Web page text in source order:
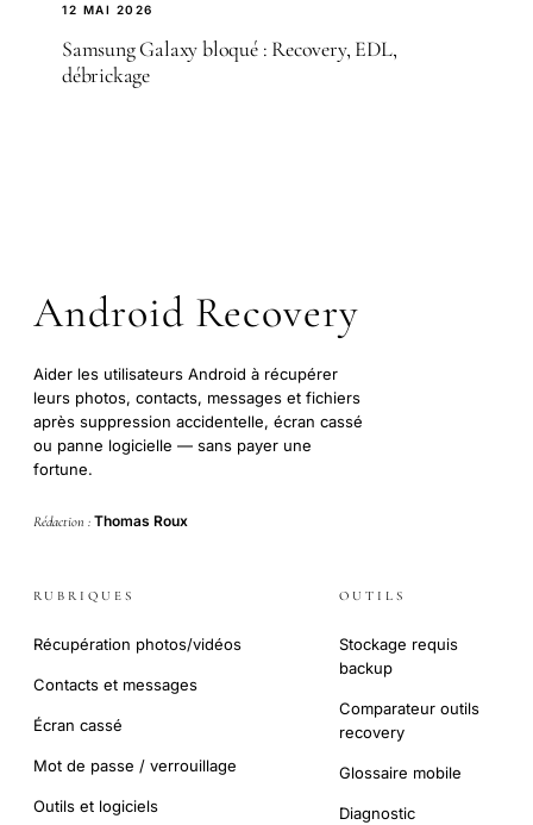
12 MAI 2026
Samsung Galaxy bloqué : Recovery, EDL,
débrickage
Android Recovery
Aider les utilisateurs Android à récupérer
leurs photos, contacts, messages et fichiers
après suppression accidentelle, écran cassé
ou panne logicielle — sans payer une
fortune.
Rédaction : Thomas Roux
RUBRIQUES
Récupération photos/vidéos
Contacts et messages
Écran cassé
Mot de passe / verrouillage
Outils et logiciels
OUTILS
Stockage requis
backup
Comparateur outils
recovery
Glossaire mobile
Diagnostic